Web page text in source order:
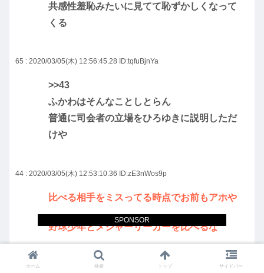
SPONSOR
共感性羞恥みたいに見てて恥ずかしくなって
くる
65 : 2020/03/05(木) 12:56:45.28 ID:tqfuBjnYa
>>43
ふかわはそんなことしとらん
普通に司会者の立場をひろゆきに説明しただ
けや
44 : 2020/03/05(木) 12:53:10.36 ID:zE3nWos9p
比べる相手をミスってる時点でお前もアホや
野球少年とメジャーリーガーを比べるな
ホーム 検索 トップ サイドバー